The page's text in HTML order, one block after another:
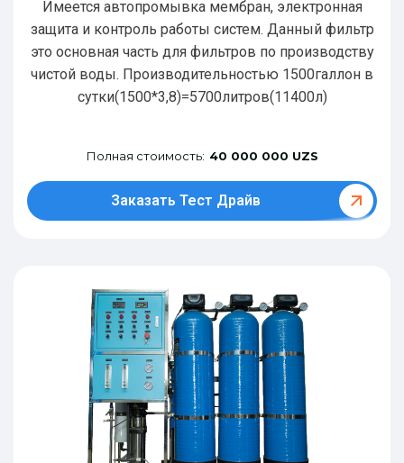
Имеется автопромывка мембран, электронная
защита и контроль работы систем. Данный фильтр
это основная часть для фильтров по производству
чистой воды. Производительностью 1500галлон в
сутки(1500*3,8)=5700литров(11400л)
Полная стоимость: 40 000 000 UZS
Заказать Тест Драйв